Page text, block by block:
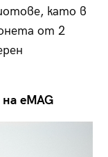
като в
от 2
eMAG